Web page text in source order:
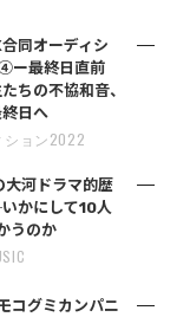
合同オーディシ
ー最終日直前
ちの不協和音、
日へ
ション2022
大河ドラマ的歴
かにして10人
うのか
コグミカンパニ